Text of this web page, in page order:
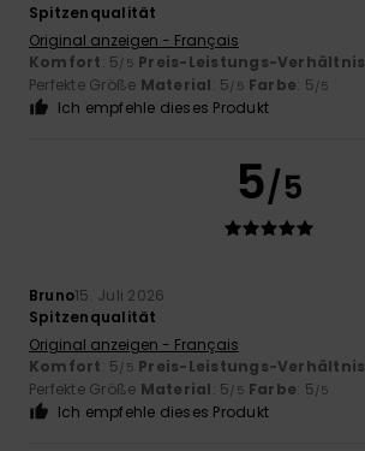
Spitzenqualität
Original anzeigen - Français
Komfort: 5/5 Preis-Leistungs-Verhältnis
Perfekte Größe Material: 5/5 Farbe: 5/5
Ich empfehle dieses Produkt
5/5
Bruno15. Juli 2026
Spitzenqualität
Original anzeigen - Français
Komfort: 5/5 Preis-Leistungs-Verhältnis
Perfekte Größe Material: 5/5 Farbe: 5/5
Ich empfehle dieses Produkt